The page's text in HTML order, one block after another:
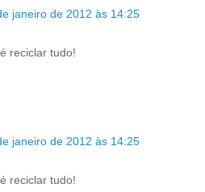
janeiro de 2012 às 14:25
reciclar tudo!
janeiro de 2012 às 14:25
reciclar tudo!